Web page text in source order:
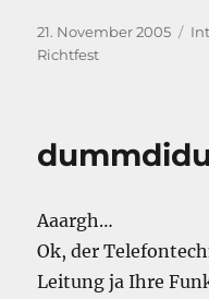
Veröffentlicht
am
21. November 2005
Richtfest
Aaargh…
Ok, der
Leitung ja Ihre